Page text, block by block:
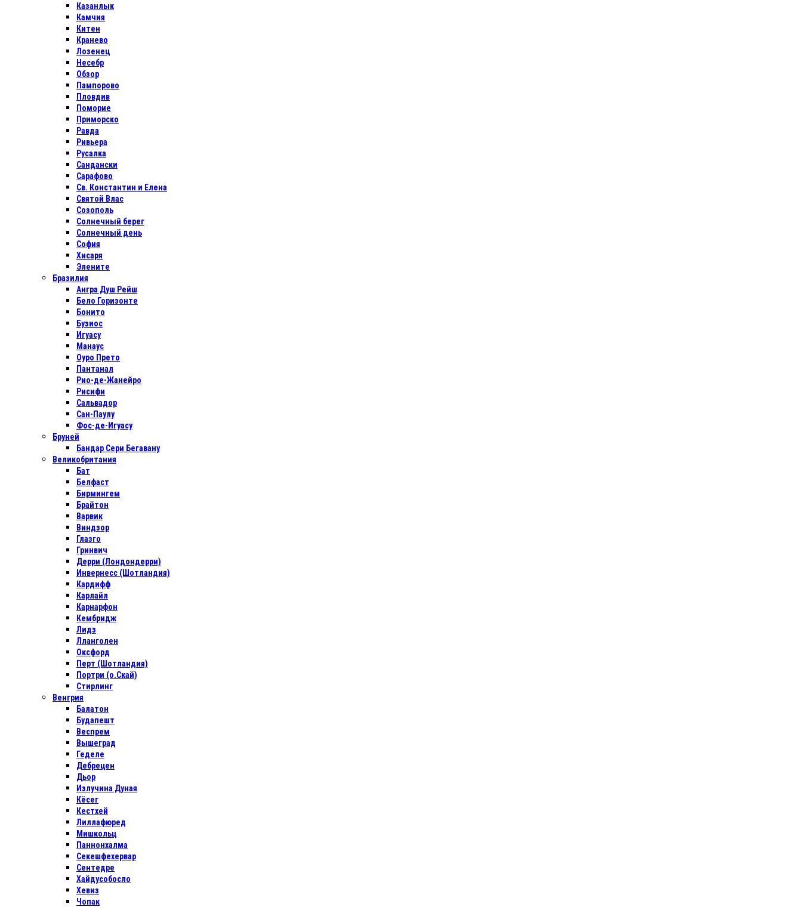
Казанлык
Камчия
Китен
Кранево
Лозенец
Несебр
Обзор
Пампорово
Пловдив
Поморие
Приморско
Равда
Ривьера
Русалка
Сандански
Сарафово
Св. Константин и Елена
Святой Влас
Созополь
Солнечный берег
Солнечный день
София
Хисаря
Элените
Бразилия
Ангра Душ Рейш
Бело Горизонте
Бонито
Бузиос
Игуасу
Манаус
Оуро Прето
Пантанал
Рио-де-Жанейро
Рисифи
Сальвадор
Сан-Паулу
Фос-де-Игуасу
Бруней
Бандар Сери Бегавану
Великобритания
Бат
Белфаст
Бирмингем
Брайтон
Варвик
Виндзор
Глазго
Гринвич
Дерри (Лондондерри)
Инвернесс (Шотландия)
Кардифф
Карлайл
Карнарфон
Кембридж
Лидз
Лланголен
Оксфорд
Перт (Шотландия)
Портри (о.Скай)
Стирлинг
Венгрия
Балатон
Будапешт
Веспрем
Вышеград
Геделе
Дебрецен
Дьор
Излучина Дуная
Кёсег
Кестхей
Лиллафюред
Мишкольц
Паннонхалма
Секешфехервар
Сентедре
Хайдусобосло
Хевиз
Чопак